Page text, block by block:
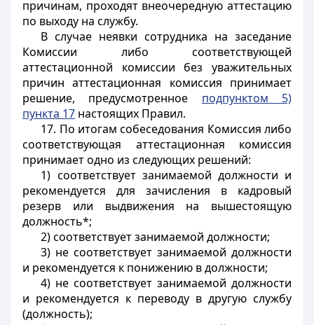
причинам, проходят внеочередную аттестацию
по выходу на службу.
В случае неявки сотрудника на заседание
Комиссии либо соответствующей
аттестационной комиссии без уважительных
причин аттестационная комиссия принимает
решение, предусмотренное подпунктом 5)
пункта 17 настоящих Правил.
17. По итогам собеседования Комиссия либо
соответствующая аттестационная комиссия
принимает одно из следующих решений:
1) соответствует занимаемой должности и
рекомендуется для зачисления в кадровый
резерв или выдвижения на вышестоящую
должность*;
2) соответствует занимаемой должности;
3) не соответствует занимаемой должности
и рекомендуется к понижению в должности;
4) не соответствует занимаемой должности
и рекомендуется к переводу в другую службу
(должность);